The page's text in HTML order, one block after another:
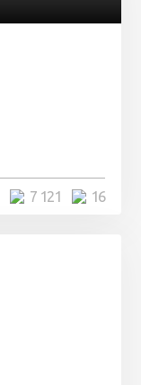
16
7 121